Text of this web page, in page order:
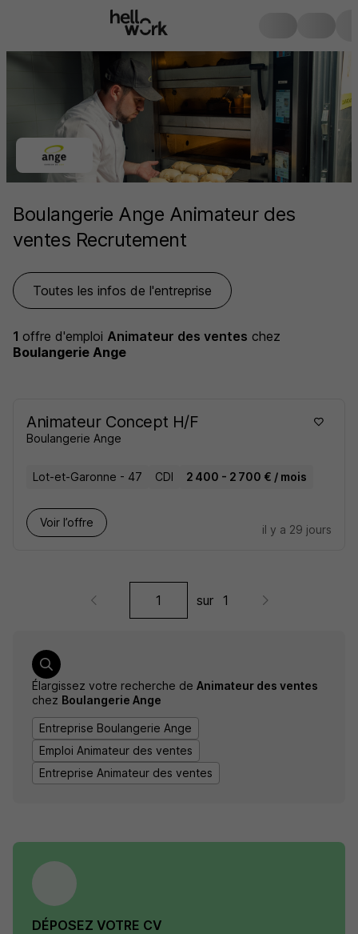
Boulangerie Ange Animateur des
ventes Recrutement
Toutes les infos de l'entreprise
1 offre d'emploi Animateur des ventes chez
Boulangerie Ange
Animateur Concept H/F
Boulangerie Ange
Lot-et-Garonne - 47 CDI 2 400 - 2 700 € / mois
Voir l’offre
il y a 29 jours
sur 1
Élargissez votre recherche de Animateur des ventes
chez Boulangerie Ange
Entreprise Boulangerie Ange
Emploi Animateur des ventes
Entreprise Animateur des ventes
DÉPOSEZ VOTRE CV